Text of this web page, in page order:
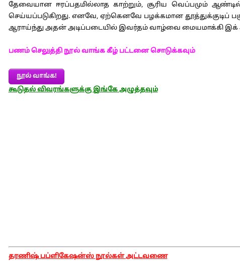
தேவையான ஈரப்பதமில்லாத காற்றும், சூரிய வெப்பமும்
செய்யப்படுகிறது. எனவே, ஏற்கெனவே பழக்கமான தூத்துக்குடிப்
ஆராய்ந்து அதன் அடிப்படையில் இவர்தம் வாழ்வை மையமாக்கி இக்
பணம் செலுத்தி நூல் வாங்க கீழ் பட்டனை சொடுக்கவும்
நூல் வாங்க!
கூடுதல் விவரங்களுக்கு இங்கே அழுத்தவும்
தரணிஷ் பப்ளிகேஷன்ஸ் நூல்கள் அட்டவணை